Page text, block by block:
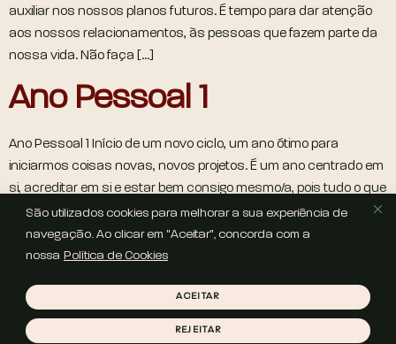
São utilizados cookies para melhorar a sua experiência de
navegação. Ao clicar em "Aceitar", concorda com a
nossa Política de Cookies
REJEITAR
ACEITAR
auxiliar nos nossos planos futuros. É tempo para dar atenção
aos nossos relacionamentos, às pessoas que fazem parte da
nossa vida. Não faça […]
Ano Pessoal 1
Ano Pessoal 1 Início de um novo ciclo, um ano ótimo para
iniciarmos coisas novas, novos projetos. É um ano centrado em
si, acreditar em si e estar bem consigo mesmo/a, pois tudo o que
conseguir dependerá da sua força, vontade, ambição e
coragem. Construa o seu caminho!
BRAND STUDIO
E CONDIÇÕES